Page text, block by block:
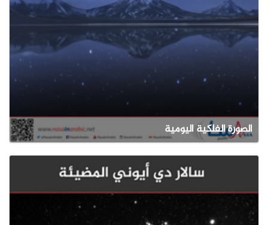
الصورة الفلكية اليومية